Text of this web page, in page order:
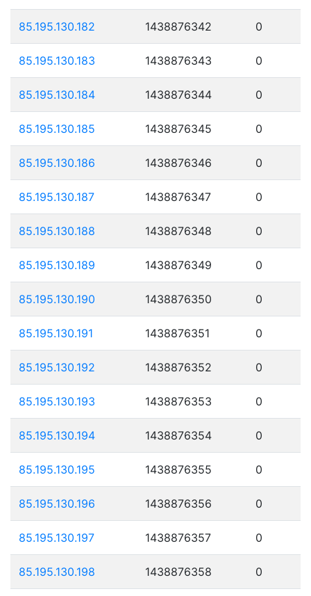
85.195.130.182 1438876342 0
85.195.130.183 1438876343 0
85.195.130.184 1438876344 0
85.195.130.185 1438876345 0
85.195.130.186 1438876346 0
85.195.130.187 1438876347 0
85.195.130.188 1438876348 0
85.195.130.189 1438876349 0
85.195.130.190 1438876350 0
85.195.130.191 1438876351 0
85.195.130.192 1438876352 0
85.195.130.193 1438876353 0
85.195.130.194 1438876354 0
85.195.130.195 1438876355 0
85.195.130.196 1438876356 0
85.195.130.197 1438876357 0
85.195.130.198 1438876358 0